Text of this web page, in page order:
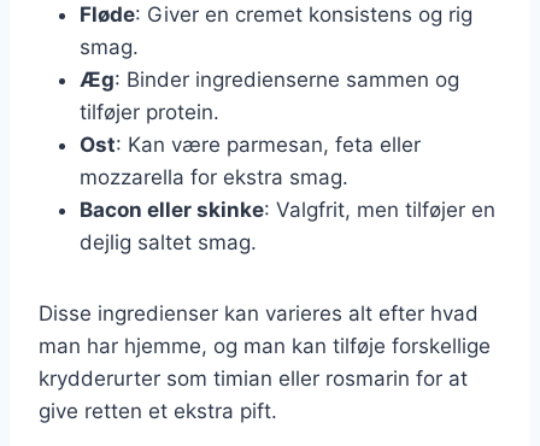
Fløde: Giver en cremet konsistens og rig
smag.
Æg: Binder ingredienserne sammen og
tilføjer protein.
Ost: Kan være parmesan, feta eller
mozzarella for ekstra smag.
Bacon eller skinke: Valgfrit, men tilføjer en
dejlig saltet smag.
Disse ingredienser kan varieres alt efter hvad
man har hjemme, og man kan tilføje forskellige
krydderurter som timian eller rosmarin for at
give retten et ekstra pift.